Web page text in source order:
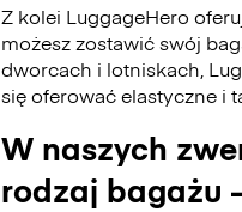
Z kolei LuggageHero
możesz zostawić swój
dworcach i lotniskach,
się oferować elastyczne i
W naszych
rodzaj bagażu